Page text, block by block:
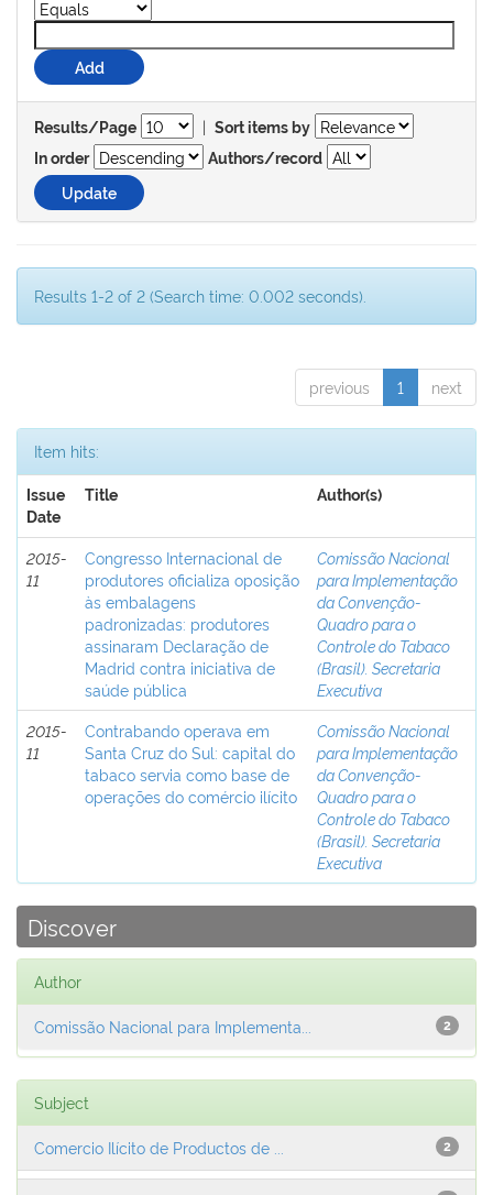
Results/Page | Sort items by
In order
Authors/record
Results 1-2 of 2 (Search time: 0.002 seconds).
previous 1 next
Item hits:
Issue
Date
Title Author(s)
2015-
11
Congresso Internacional de
produtores oficializa oposição
às embalagens
padronizadas: produtores
assinaram Declaração de
Madrid contra iniciativa de
saúde pública
Comissão Nacional
para Implementação
da Convenção-
Quadro para o
Controle do Tabaco
(Brasil). Secretaria
Executiva
2015-
11
Contrabando operava em
Santa Cruz do Sul: capital do
tabaco servia como base de
operações do comércio ilícito
Comissão Nacional
para Implementação
da Convenção-
Quadro para o
Controle do Tabaco
(Brasil). Secretaria
Executiva
Discover
Author
2
Comissão Nacional para Implementa...
Subject
2
Comercio Ilícito de Productos de ...